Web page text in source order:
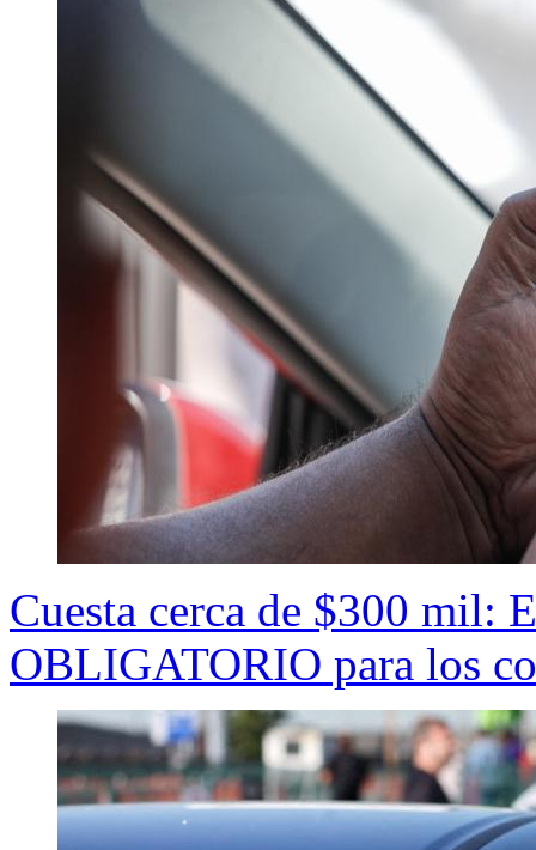
Cuesta cerca de $300 mil:
OBLIGATORIO para los